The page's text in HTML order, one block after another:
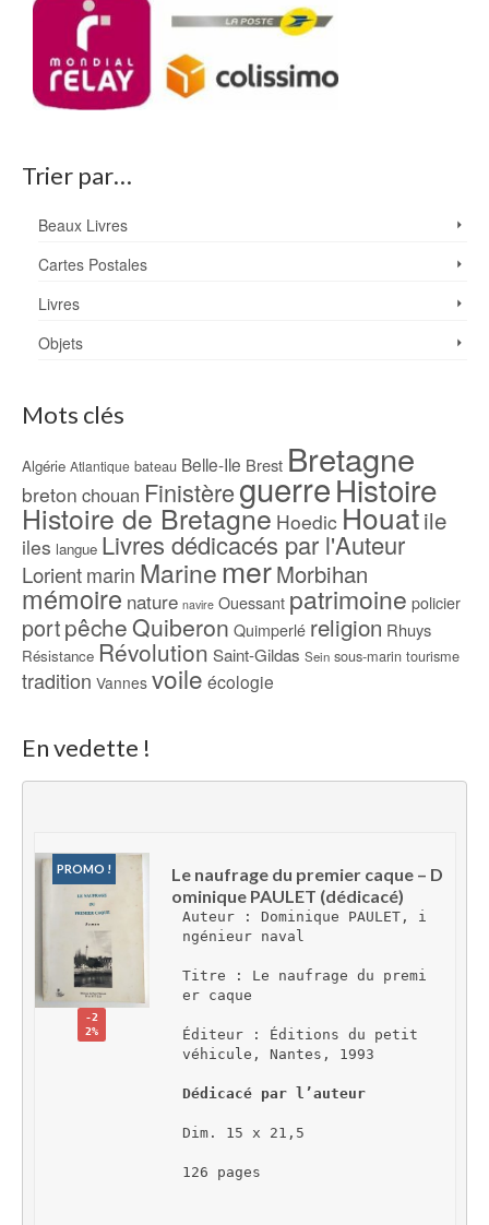
Trier par…
Beaux Livres
Cartes Postales
Livres
Objets
Mots clés
Algérie Atlantique bateau Belle-Ile Brest Bretagne
breton chouan FinistèreguerreHistoire
Histoire de Bretagne Hoedic Houatile
iles langue Livres dédicacés par l'Auteur
Lorientmarin Marine merMorbihan
mémoire nature navire Ouessant patrimoine policier
portpêcheQuiberon Quimperlé religion Rhuys
Résistance Révolution Saint-Gildas Sein sous-marin tourisme
tradition Vannes voile écologie
En vedette !
PROMO !
-2
2%
Le naufrage du premier caque – D
ominique PAULET (dédicacé)
Auteur : Dominique PAULET, i
ngénieur naval
Titre : Le naufrage du premi
er caque
Éditeur : Éditions du petit
véhicule, Nantes, 1993
Dédicacé par l’auteur
Dim. 15 x 21,5
126 pages